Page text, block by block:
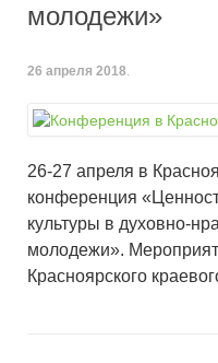
молодежи»
26 апреля 2018.
26-27 апреля в
конференция
культуры в духовно-
молодежи».
Красноярского